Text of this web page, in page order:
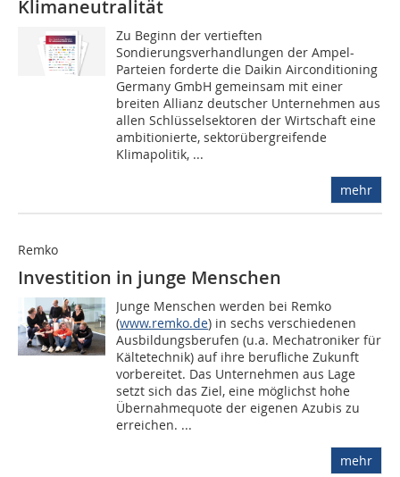
Klimaneutralität
Zu Beginn der vertieften
Sondierungsverhandlungen der Ampel-
Parteien forderte die Daikin Airconditioning
Germany GmbH gemeinsam mit einer
breiten Allianz deutscher Unternehmen aus
allen Schlüsselsektoren der Wirtschaft eine
ambitionierte, sektorübergreifende
Klimapolitik, ...
mehr
Remko
Investition in junge Menschen
Junge Menschen werden bei Remko
(www.remko.de) in sechs verschiedenen
Ausbildungsberufen (u.a. Mechatroniker für
Kältetechnik) auf ihre berufliche Zukunft
vorbereitet. Das Unternehmen aus Lage
setzt sich das Ziel, eine möglichst hohe
Übernahmequote der eigenen Azubis zu
erreichen. ...
mehr